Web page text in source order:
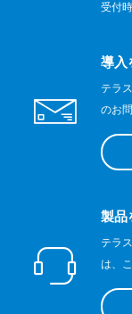
受付
導入
テラ
のお
製品
テラ
は、